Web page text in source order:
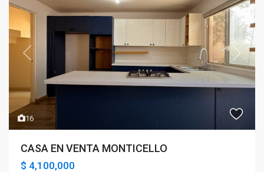
16
Previous Next
CASA EN VENTA MONTICELLO
$ 4,100,000